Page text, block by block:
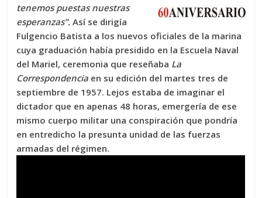
tenemos puestas nuestras
esperanzas”. Así se dirigía
Fulgencio Batista a los nuevos oficiales de la marina
cuya graduación había presidido en la Escuela Naval
del Mariel, ceremonia que reseñaba La
Correspondencia en su edición del martes tres de
septiembre de 1957. Lejos estaba de imaginar el
dictador que en apenas 48 horas, emergería de ese
mismo cuerpo militar una conspiración que pondría
en entredicho la presunta unidad de las fuerzas
armadas del régimen.